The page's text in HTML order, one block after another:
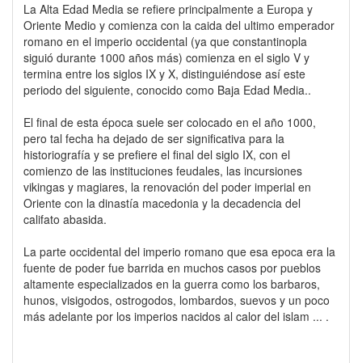
La Alta Edad Media se refiere principalmente a Europa y
Oriente Medio y comienza con la caida del ultimo emperador
romano en el imperio occidental (ya que constantinopla
siguió durante 1000 años más) comienza en el siglo V y
termina entre los siglos IX y X, distinguiéndose así este
periodo del siguiente, conocido como Baja Edad Media..
El final de esta época suele ser colocado en el año 1000,
pero tal fecha ha dejado de ser significativa para la
historiografía y se prefiere el final del siglo IX, con el
comienzo de las instituciones feudales, las incursiones
vikingas y magiares, la renovación del poder imperial en
Oriente con la dinastía macedonia y la decadencia del
califato abasida.
La parte occidental del imperio romano que esa epoca era la
fuente de poder fue barrida en muchos casos por pueblos
altamente especializados en la guerra como los barbaros,
hunos, visigodos, ostrogodos, lombardos, suevos y un poco
más adelante por los imperios nacidos al calor del islam ... .